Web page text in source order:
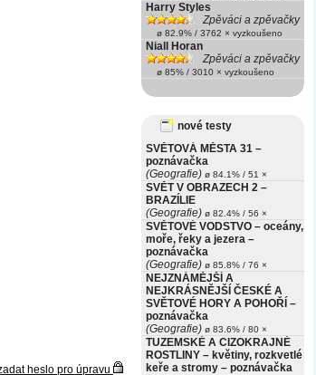
heslo pro úpravu
Harry Styles
Zpěváci a zpěvačky
ø 82.9% / 3762 × vyzkoušeno
Niall Horan
Zpěváci a zpěvačky
ø 85% / 3010 × vyzkoušeno
nové testy
SVĚTOVÁ MĚSTA 31 –
poznávačka
(Geografie) ø 84.1% / 51 ×
SVĚT V OBRAZECH 2 –
BRAZÍLIE
(Geografie) ø 82.4% / 56 ×
SVĚTOVÉ VODSTVO – oceány,
moře, řeky a jezera –
poznávačka
(Geografie) ø 85.8% / 76 ×
NEJZNÁMĚJŠÍ A
NEJKRÁSNĚJŠÍ ČESKÉ A
SVĚTOVÉ HORY A POHOŘÍ –
poznávačka
(Geografie) ø 83.6% / 80 ×
TUZEMSKÉ A CIZOKRAJNÉ
ROSTLINY – květiny, rozkvetlé
keře a stromy – poznávačka